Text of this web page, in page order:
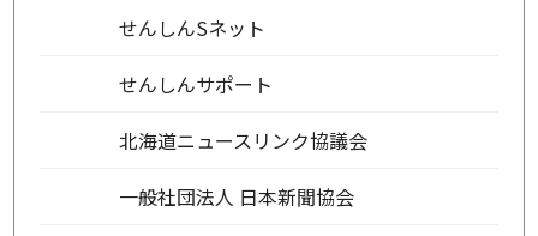
せんしんSネット
せんしんサポート
北海道ニュースリンク協議会
一般社団法人 日本新聞協会